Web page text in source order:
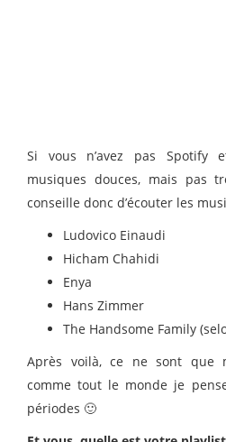
Si vous n’avez pas Spotify
musiques douces, mais pas
conseille donc d’écouter les
Ludovico Einaudi
Hicham Chahidi
Enya
Hans Zimmer
The Handsome Family
Après voilà, ce ne sont que
comme tout le monde je
périodes 🙂